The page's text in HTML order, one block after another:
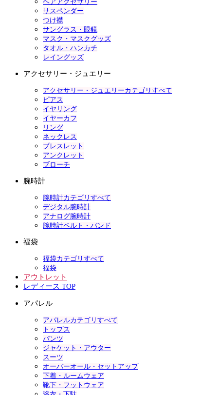
ヘアアクセサリー
サスペンダー
つけ襟
サングラス・眼鏡
マスク・マスクグッズ
タオル・ハンカチ
レイングッズ
アクセサリー・ジュエリー
アクセサリー・ジュエリーカテゴリすべて
ピアス
イヤリング
イヤーカフ
リング
ネックレス
ブレスレット
アンクレット
ブローチ
腕時計
腕時計カテゴリすべて
デジタル腕時計
アナログ腕時計
腕時計ベルト・バンド
福袋
福袋カテゴリすべて
福袋
アウトレット
レディース TOP
アパレル
アパレルカテゴリすべて
トップス
パンツ
ジャケット・アウター
スーツ
オーバーオール・セットアップ
下着・ルームウェア
靴下・フットウェア